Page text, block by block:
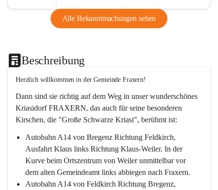
Alle Bekanntmachungen sehen
Beschreibung
Herzlich willkommen in der Gemeinde Fraxern!
Dann sind sie richtig auf dem Weg in unser wunderschönes
Kriasidorf FRAXERN, das auch für seine besonderen
Kirschen, die "Große Schwarze Kriasi", berühmt ist:
Autobahn A14 von Bregenz Richtung Feldkirch,
Ausfahrt Klaus links Richtung Klaus-Weiler. In der
Kurve beim Ortszentrum von Weiler unmittelbar vor
dem alten Gemeindeamt links abbiegen nach Fraxern.
Autobahn A14 von Feldkirch Richtung Bregenz,